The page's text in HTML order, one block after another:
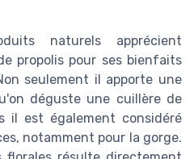
naturels apprécient
propolis pour ses bienfaits
seulement il apporte une
déguste une cuillère de
il est également considéré
notamment pour la gorge.